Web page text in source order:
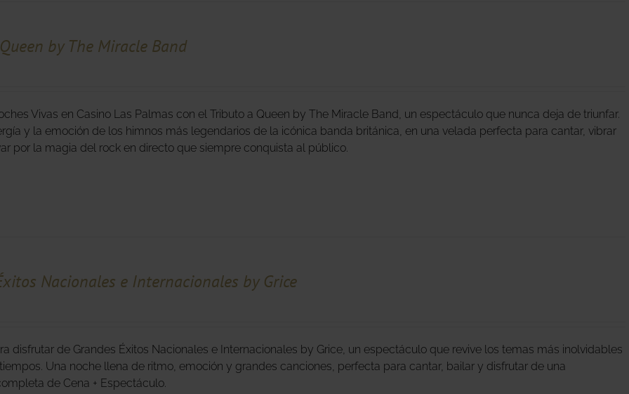
by The Miracle Band
Vivas en Casino Las Palmas con el Tributo a Queen by The Miracle Band, un espectáculo que nunca deja de triunfar.
y la emoción de los himnos más legendarios de la icónica banda británica, en una velada perfecta para cantar, vibrar
por la magia del rock en directo que siempre conquista al público.
Nacionales e Internacionales by Grice
disfrutar de Grandes Éxitos Nacionales e Internacionales by Grice, un espectáculo que revive los temas más inolvidables
Una noche llena de ritmo, emoción y grandes canciones, perfecta para cantar, bailar y disfrutar de una
de Cena + Espectáculo.